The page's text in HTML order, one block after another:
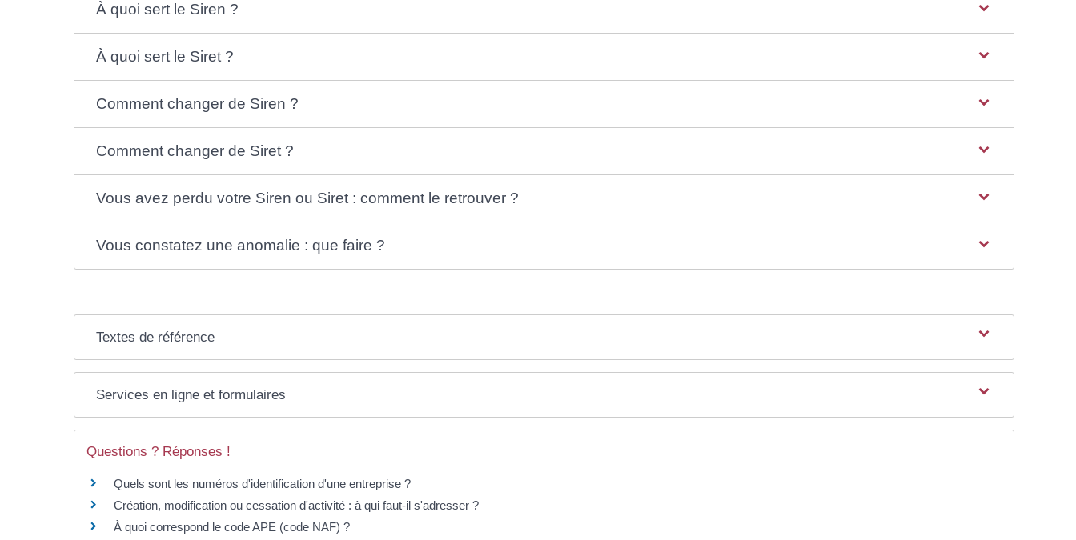
À quoi sert le Siren ?
À quoi sert le Siret ?
Comment changer de Siren ?
Comment changer de Siret ?
Vous avez perdu votre Siren ou Siret : comment le retrouver ?
Vous constatez une anomalie : que faire ?
Textes de référence
Services en ligne et formulaires
Questions ? Réponses !
Quels sont les numéros d'identification d'une entreprise ?
Création, modification ou cessation d'activité : à qui faut-il s'adresser ?
À quoi correspond le code APE (code NAF) ?